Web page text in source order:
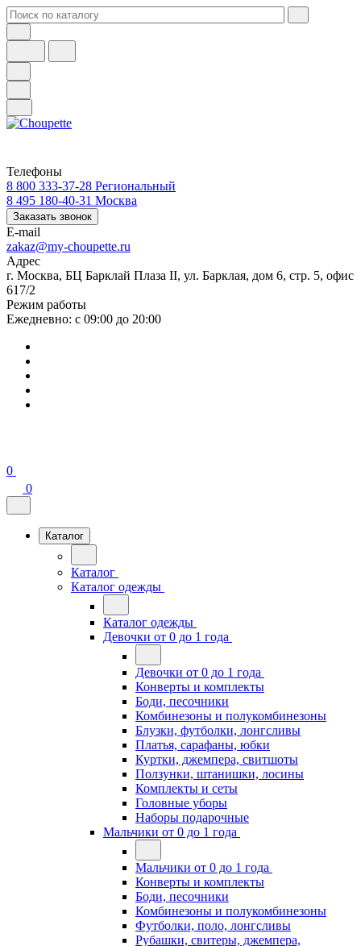
Телефоны
8 800 333-37-28 Региональный
8 495 180-40-31 Москва
Заказать звонок
E-mail
zakaz@my-choupette.ru
Адрес
г. Москва, БЦ Барклай Плаза II, ул. Барклая, дом 6, стр. 5, офис
617/2
Режим работы
Ежедневно: с 09:00 до 20:00
0
0
Каталог
Каталог
Каталог одежды
Каталог одежды
Девочки от 0 до 1 года
Девочки от 0 до 1 года
Конверты и комплекты
Боди, песочники
Комбинезоны и полукомбинезоны
Блузки, футболки, лонгсливы
Платья, сарафаны, юбки
Куртки, джемпера, свитшоты
Ползунки, штанишки, лосины
Комплекты и сеты
Головные уборы
Наборы подарочные
Мальчики от 0 до 1 года
Мальчики от 0 до 1 года
Конверты и комплекты
Боди, песочники
Комбинезоны и полукомбинезоны
Футболки, поло, лонгсливы
Рубашки, свитеры, джемпера,